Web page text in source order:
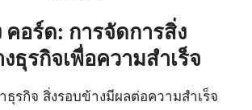
คอร์ด: การจัดการสิ่ง
ธุรกิจเพื่อความสำเร็จ
ธุรกิจ สิ่งรอบข้างมีผลต่อความสำเร็จ